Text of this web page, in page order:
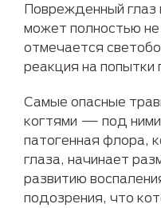
Поврежденный глаз
может полностью
отмечается
реакция на попытки
Самые опасные
когтями — под ними
патогенная флора,
глаза, начинает
развитию
подозрения, что